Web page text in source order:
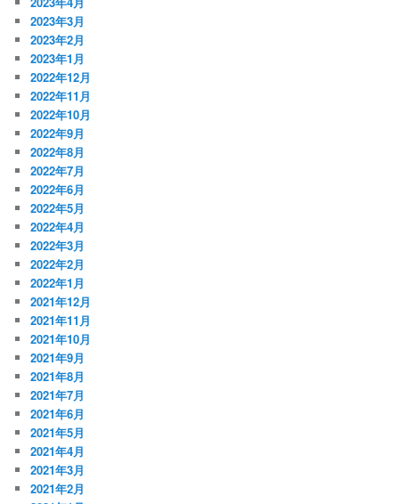
2023年3月
2023年2月
2023年1月
2022年12月
2022年11月
2022年10月
2022年9月
2022年8月
2022年7月
2022年6月
2022年5月
2022年4月
2022年3月
2022年2月
2022年1月
2021年12月
2021年11月
2021年10月
2021年9月
2021年8月
2021年7月
2021年6月
2021年5月
2021年4月
2021年3月
2021年2月